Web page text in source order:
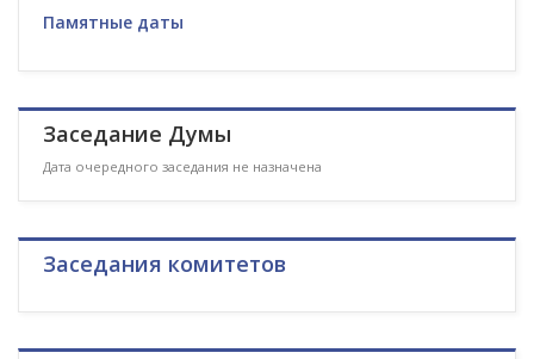
Памятные даты
Заседание Думы
Дата очередного заседания не назначена
Заседания комитетов